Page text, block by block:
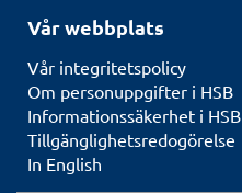
Vår webbplats
Vår integritetspolicy
Om personuppgifter i HSB
Informationssäkerhet i HSB
Tillgänglighetsredogörelse
In English